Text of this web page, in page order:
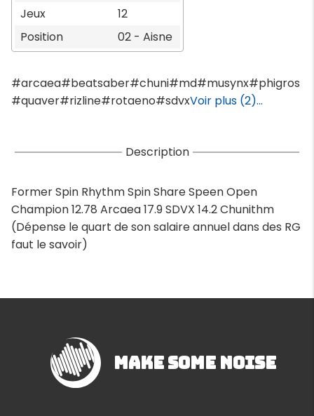
Jeux
12
Position
02 - Aisne
#arcaea#beatsaber#chuni#md#musynx#phigros
#quaver#rizline#rotaeno#sdvxVoir plus (2)...
Description
Former Spin Rhythm Spin Share Speen Open
Champion 12.78 Arcaea 17.9 SDVX 14.2 Chunithm
(Dépense le quart de son salaire annuel dans des RG
faut le savoir)
Make Some Noise